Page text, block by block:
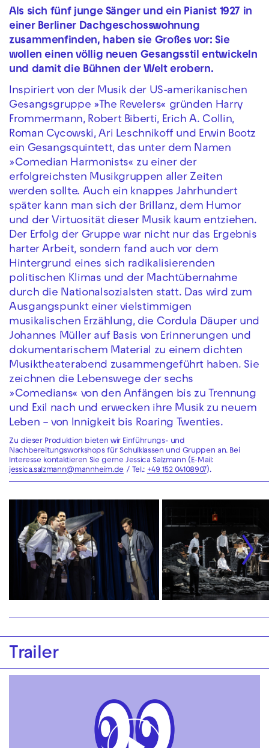
Als sich fünf junge Sänger und ein Pianist 1927 in
einer Berliner Dachgeschosswohnung
zusammenfinden, haben sie Großes vor: Sie
wollen einen völlig neuen Gesangsstil entwickeln
und damit die Bühnen der Welt erobern.
Inspiriert von der Musik der US-amerikanischen
Gesangsgruppe »The Revelers« gründen Harry
Frommermann, Robert Biberti, Erich A. Collin,
Roman Cycowski, Ari Leschnikoff und Erwin Bootz
ein Gesangsquintett, das unter dem Namen
»Comedian Harmonists« zu einer der
erfolgreichsten Musikgruppen aller Zeiten
werden sollte. Auch ein knappes Jahrhundert
später kann man sich der Brillanz, dem Humor
und der Virtuosität dieser Musik kaum entziehen.
Der Erfolg der Gruppe war nicht nur das Ergebnis
harter Arbeit, sondern fand auch vor dem
Hintergrund eines sich radikalisierenden
politischen Klimas und der Machtübernahme
durch die Nationalsozialsten statt. Das wird zum
Ausgangspunkt einer vielstimmigen
musikalischen Erzählung, die Cordula Däuper und
Johannes Müller auf Basis von Erinnerungen und
dokumentarischem Material zu einem dichten
Musiktheaterabend zusammengeführt haben. Sie
zeichnen die Lebenswege der sechs
»Comedians« von den Anfängen bis zu Trennung
und Exil nach und erwecken ihre Musik zu neuem
Leben – von Innigkeit bis Roaring Twenties.
Zu dieser Produktion bieten wir Einführungs- und
Nachbereitungsworkshops für Schulklassen und Gruppen an. Bei
Interesse kontaktieren Sie gerne Jessica Salzmann (E-Mail:
jessica.salzmann@mannheim.de/ Tel.: +49 152 04108907).
Trailer